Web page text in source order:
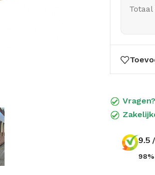
Totaal
Vragen?
9.5
98%